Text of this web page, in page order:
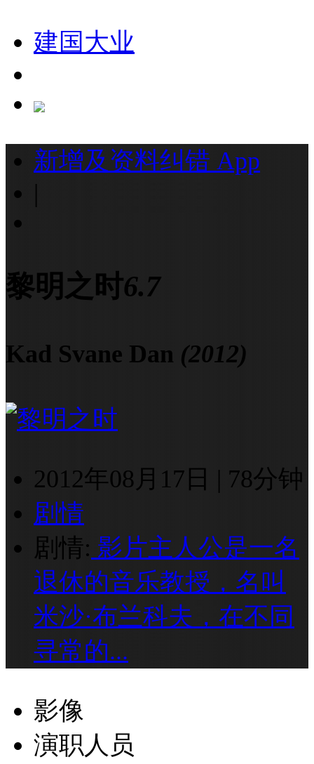
建国大业
新增及资料纠错 App
|
黎明之时6.7
Kad Svane Dan (2012)
2012年08月17日 | 78分钟
剧情
剧情: 影片主人公是一名
退休的音乐教授，名叫
米沙·布兰科夫，在不同
寻常的...
影像
演职人员